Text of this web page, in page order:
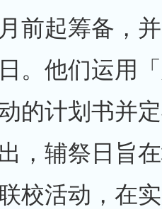
前起筹备，
。他们运用
的计划书并
，辅祭日旨
校活动，在